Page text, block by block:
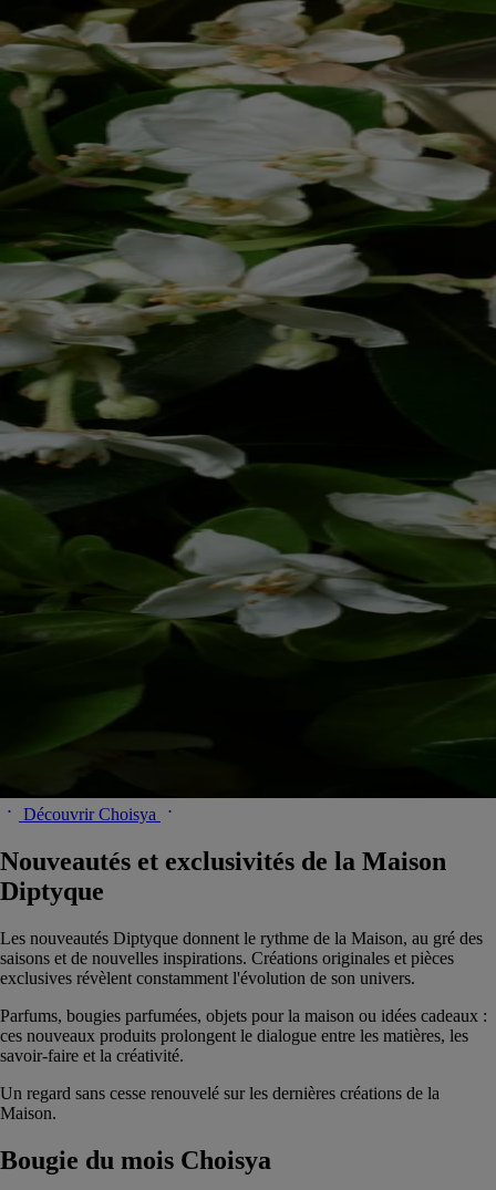
Découvrir Choisya
Nouveautés et exclusivités de la Maison
Diptyque
Les nouveautés Diptyque donnent le rythme de la Maison, au gré des
saisons et de nouvelles inspirations. Créations originales et pièces
exclusives révèlent constamment l'évolution de son univers.
Parfums, bougies parfumées, objets pour la maison ou idées cadeaux :
ces nouveaux produits prolongent le dialogue entre les matières, les
savoir-faire et la créativité.
Un regard sans cesse renouvelé sur les dernières créations de la
Maison.
Bougie du mois Choisya